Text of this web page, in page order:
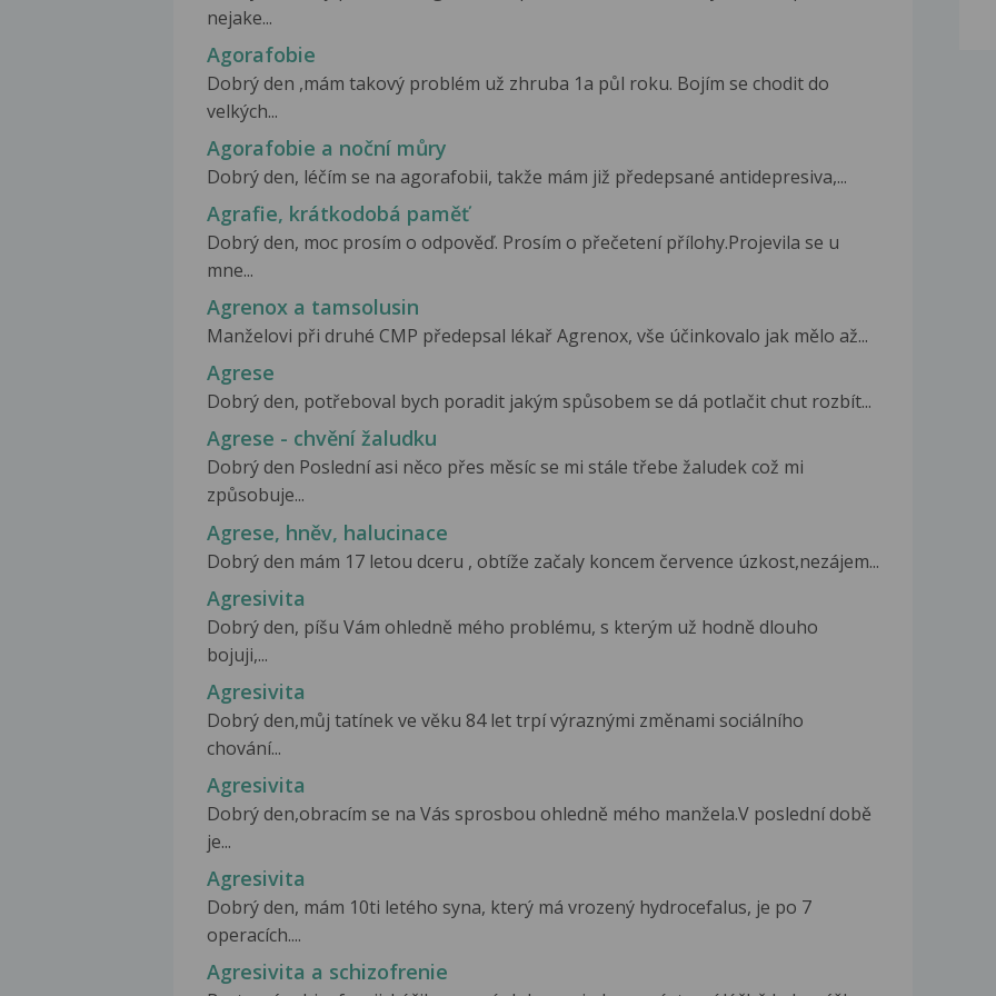
nejake...
Agorafobie
Dobrý den ,mám takový problém už zhruba 1a půl roku. Bojím se chodit do
velkých...
Agorafobie a noční můry
Dobrý den, léčím se na agorafobii, takže mám již předepsané antidepresiva,...
Agrafie, krátkodobá paměť
Dobrý den, moc prosím o odpověď. Prosím o přečetení přílohy.Projevila se u
mne...
Agrenox a tamsolusin
Manželovi při druhé CMP předepsal lékař Agrenox, vše účinkovalo jak mělo až...
Agrese
Dobrý den, potřeboval bych poradit jakým spůsobem se dá potlačit chut rozbít...
Agrese - chvění žaludku
Dobrý den Poslední asi něco přes měsíc se mi stále třebe žaludek což mi
způsobuje...
Agrese, hněv, halucinace
Dobrý den mám 17 letou dceru , obtíže začaly koncem července úzkost,nezájem...
Agresivita
Dobrý den, píšu Vám ohledně mého problému, s kterým už hodně dlouho
bojuji,...
Agresivita
Dobrý den,můj tatínek ve věku 84 let trpí výraznými změnami sociálního
chování...
Agresivita
Dobrý den,obracím se na Vás sprosbou ohledně mého manžela.V poslední době
je...
Agresivita
Dobrý den, mám 10ti letého syna, který má vrozený hydrocefalus, je po 7
operacích....
Agresivita a schizofrenie